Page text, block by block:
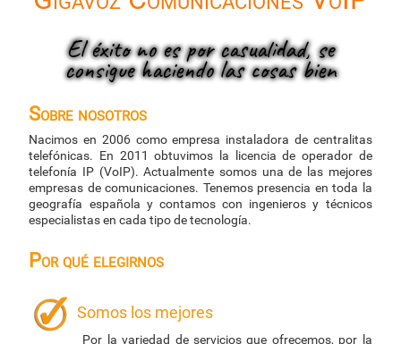
El éxito no es por casualidad, se
consigue haciendo las cosas bien
Sobre nosotros
Nacimos en 2006 como empresa instaladora de centralitas
telefónicas. En 2011 obtuvimos la licencia de operador de
telefonía IP (VoIP). Actualmente somos una de las mejores
empresas de comunicaciones. Tenemos presencia en toda la
geografía española y contamos con ingenieros y técnicos
especialistas en cada tipo de tecnología.
Por qué elegirnos
Somos los mejores
Por la variedad de servicios que ofrecemos, por la